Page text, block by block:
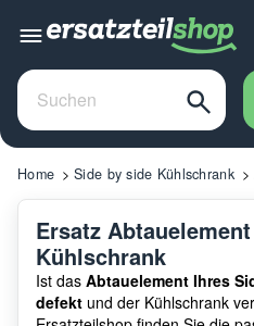
Home Side by side Kühlschrank
Ersatz
Kühlschrank
Ist das Abtauelement Ihres
defekt und der Kühlschrank